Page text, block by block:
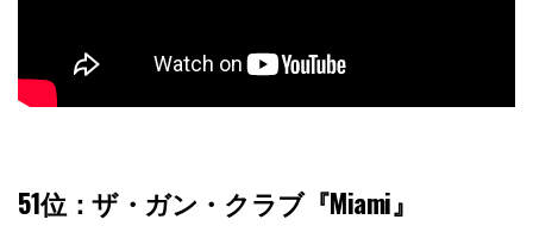
51位 ：ザ・ガン・クラブ『Miami』